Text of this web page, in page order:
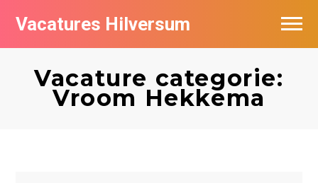
Vacatures Hilversum
Vacature categorie:
Vroom Hekkema
Vacatures per bedrijf in Hilversum
De populairste vacatures in Hilversum